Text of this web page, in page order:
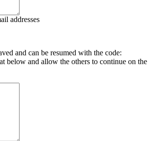
addresses
and can be resumed with the code:
below and allow the others to continue on the